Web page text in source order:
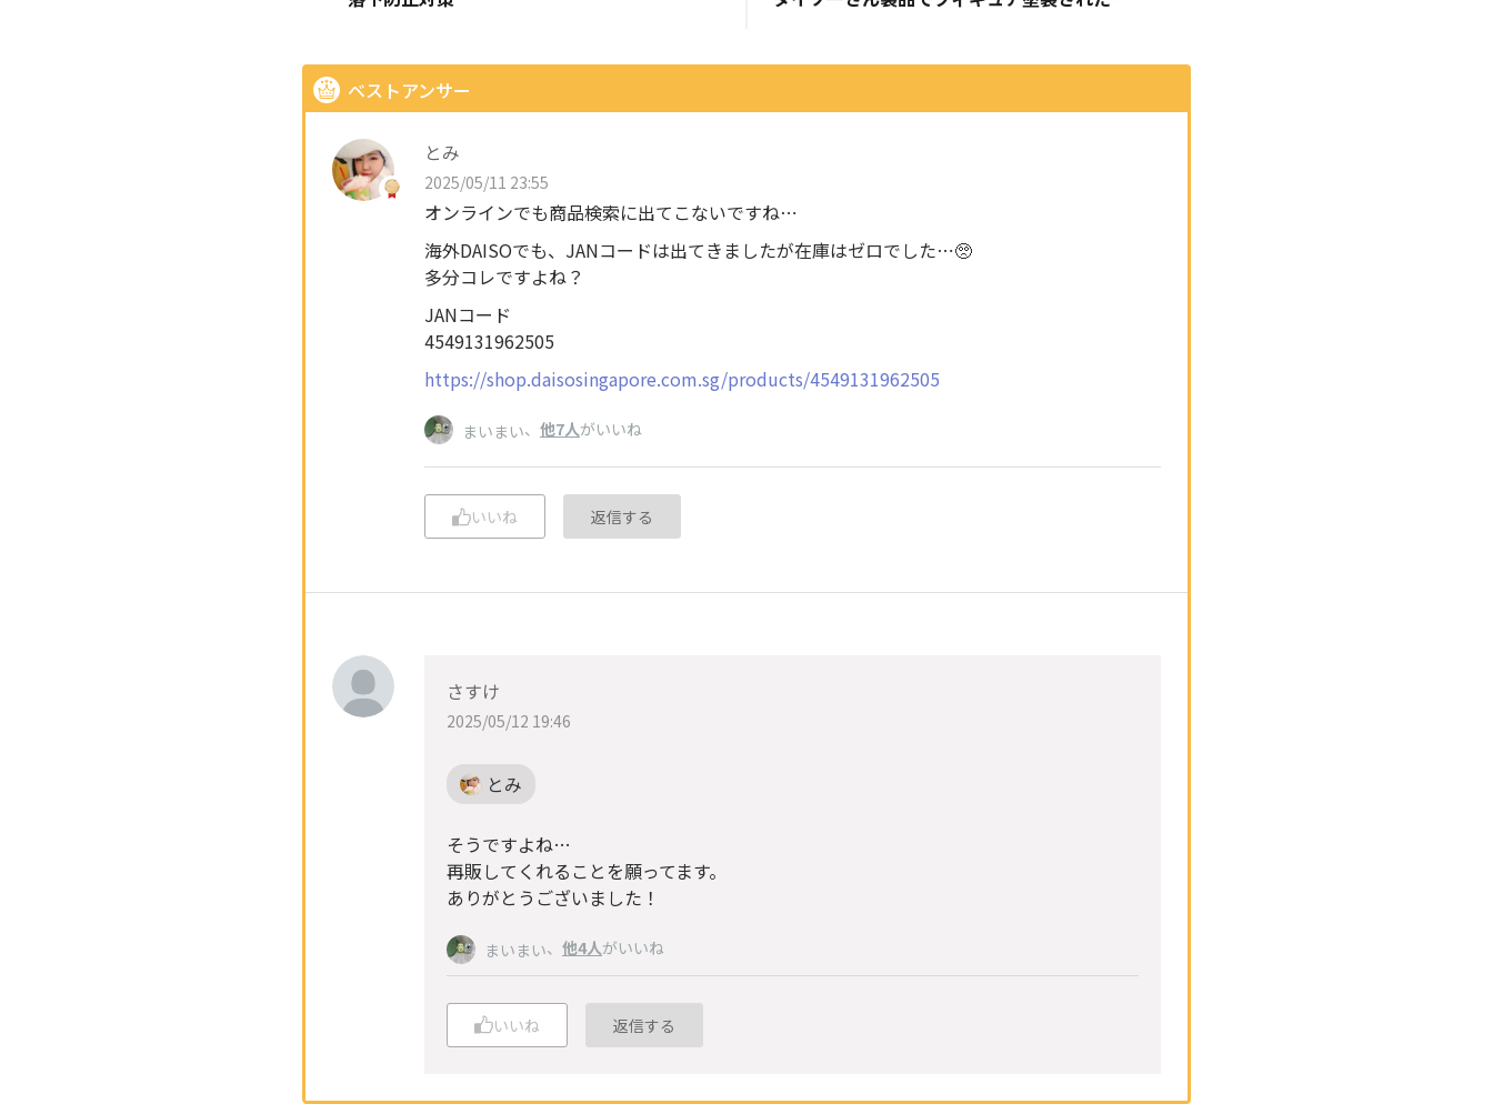
ベストアンサー
とみ
2025/05/11 23:55
オンラインでも商品検索に出てこないですね⋯
海外DAISOでも、JANコードは出てきましたが在庫はゼロでした⋯🥺
多分コレですよね？
JANコード
4549131962505
https://shop.daisosingapore.com.sg/products/4549131962505
まいまい、 他7人がいいね
いいね 返信する
さすけ
2025/05/12 19:46
とみ
そうですよね…
再販してくれることを願ってます。
ありがとうございました！
まいまい、 他4人がいいね
いいね 返信する